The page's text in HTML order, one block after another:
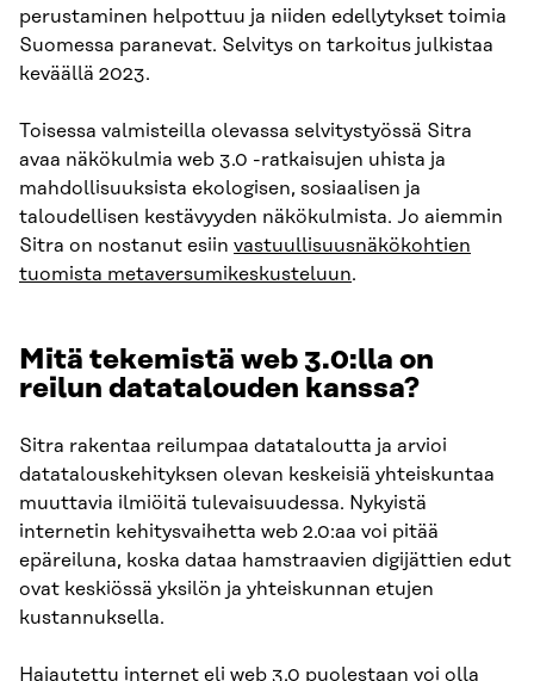
perustaminen helpottuu ja niiden edellytykset toimia
Suomessa paranevat. Selvitys on tarkoitus julkistaa
keväällä 2023.
Toisessa valmisteilla olevassa selvitystyössä Sitra
avaa näkökulmia web 3.0 -ratkaisujen uhista ja
mahdollisuuksista ekologisen, sosiaalisen ja
taloudellisen kestävyyden näkökulmista. Jo aiemmin
Sitra on nostanut esiin vastuullisuusnäkökohtien
tuomista metaversumikeskusteluun.
Mitä tekemistä web 3.0:lla on
reilun datatalouden kanssa?
Sitra rakentaa reilumpaa datataloutta ja arvioi
datatalouskehityksen olevan keskeisiä yhteiskuntaa
muuttavia ilmiöitä tulevaisuudessa. Nykyistä
internetin kehitysvaihetta web 2.0:aa voi pitää
epäreiluna, koska dataa hamstraavien digijättien edut
ovat keskiössä yksilön ja yhteiskunnan etujen
kustannuksella.
Hajautettu internet eli web 3.0 puolestaan voi olla